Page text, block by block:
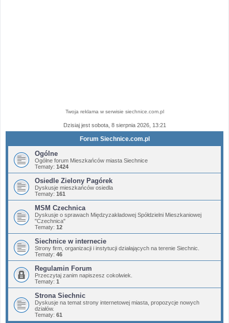
Twoja reklama w serwisie siechnice.com.pl
Dzisiaj jest sobota, 8 sierpnia 2026, 13:21
Forum Siechnice.com.pl
Ogólne
Ogólne forum Mieszkańców miasta Siechnice
Tematy: 1424
Osiedle Zielony Pagórek
Dyskusje mieszkańców osiedla
Tematy: 161
MSM Czechnica
Dyskusje o sprawach Międzyzakładowej Spółdzielni Mieszkaniowej
"Czechnica"
Tematy: 12
Siechnice w internecie
Strony firm, organizacji i instytucji działających na terenie Siechnic.
Tematy: 46
Regulamin Forum
Przeczytaj zanim napiszesz cokolwiek.
Tematy: 1
Strona Siechnic
Dyskusje na temat strony internetowej miasta, propozycje nowych
działów.
Tematy: 61